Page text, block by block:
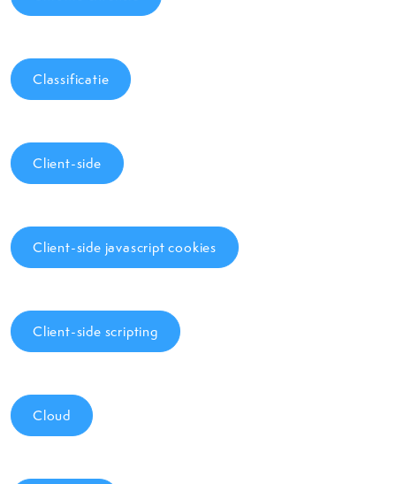
Classificatie
Client-side
Client-side javascript cookies
Client-side scripting
Cloud